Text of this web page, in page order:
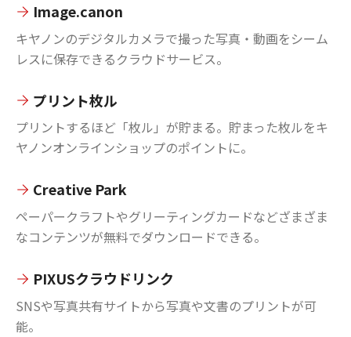
Image.canon
キヤノンのデジタルカメラで撮った写真・動画をシーム
レスに保存できるクラウドサービス。
プリント枚ル
プリントするほど「枚ル」が貯まる。貯まった枚ルをキ
ヤノンオンラインショップのポイントに。
Creative Park
ペーパークラフトやグリーティングカードなどざまざま
なコンテンツが無料でダウンロードできる。
PIXUSクラウドリンク
SNSや写真共有サイトから写真や文書のプリントが可
能。